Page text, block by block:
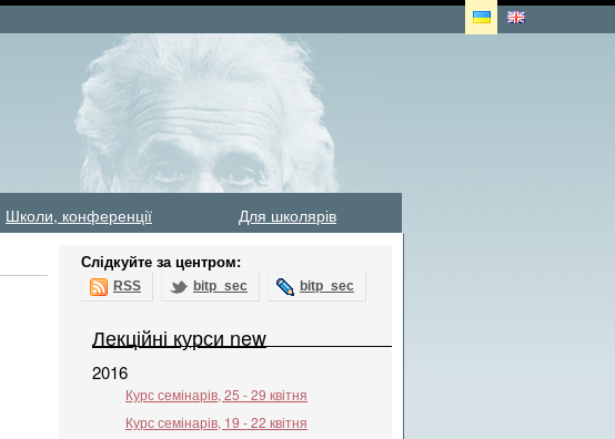
Школи, конференції
Для школярів
Слідкуйте за центром:
RSS bitp_sec bitp_sec
Лекційні курси new
2016
Курс семінарів, 25 - 29 квітня
Курс семінарів, 19 - 22 квітня